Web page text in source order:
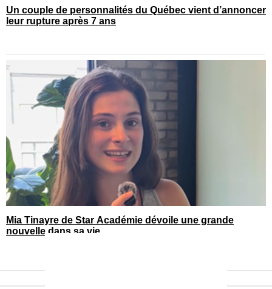
Un couple de personnalités du Québec vient d’annoncer
leur rupture après 7 ans
Mia Tinayre de Star Académie dévoile une grande
nouvelle dans sa vie